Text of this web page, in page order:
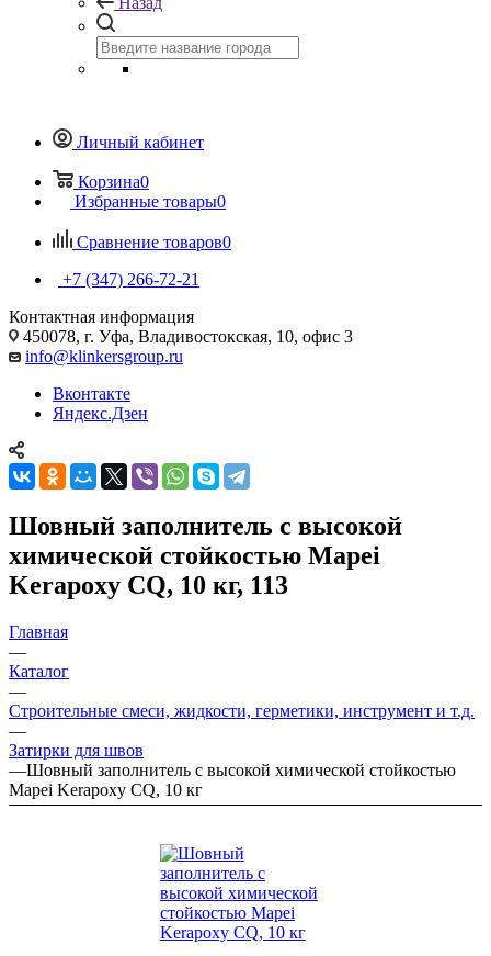
Личный кабинет
Корзина0
Избранные товары0
Сравнение товаров0
+7 (347) 266-72-21
Контактная информация
450078, г. Уфа, Владивостокская, 10, офис 3
info@klinkersgroup.ru
Вконтакте
Яндекс.Дзен
Шовный заполнитель с высокой
химической стойкостью Mapei
Kerapoxy CQ, 10 кг, 113
Главная
—
Каталог
—
Строительные смеси, жидкости, герметики, инструмент и т.д.
—
Затирки для швов
—Шовный заполнитель с высокой химической стойкостью
Mapei Kerapoxy CQ, 10 кг